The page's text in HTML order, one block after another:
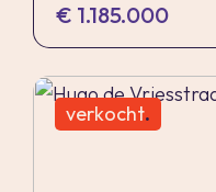
€ 1.185.000
verkocht.